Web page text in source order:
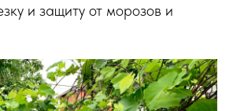
и защиту от морозов и